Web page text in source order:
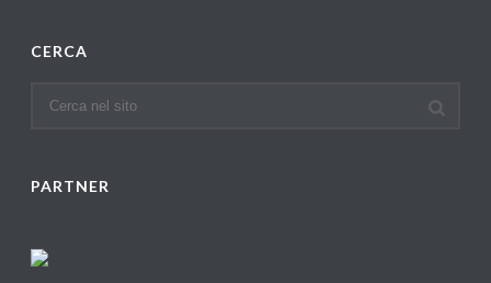
CERCA
PARTNER